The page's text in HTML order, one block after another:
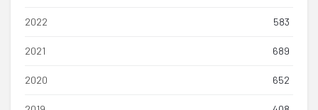
2022 583
2021 689
2020 652